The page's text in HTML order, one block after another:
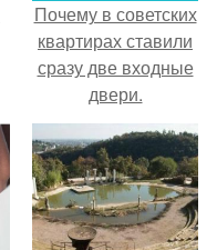
Почему в советских
квартирах ставили
сразу две входные
двери.